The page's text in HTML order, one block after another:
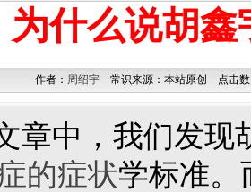
为什么说胡
作者： 周绍宇常识来源：本站原创 点击数
章中 ，我们发
的症状学标准。